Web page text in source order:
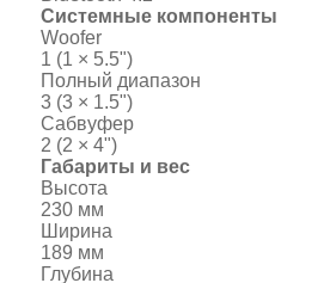
Системные компоненты
Woofer
1 (1 × 5.5")
Полный диапазон
3 (3 × 1.5")
Сабвуфер
2 (2 × 4")
Габариты и вес
Высота
230 мм
Ширина
189 мм
Глубина